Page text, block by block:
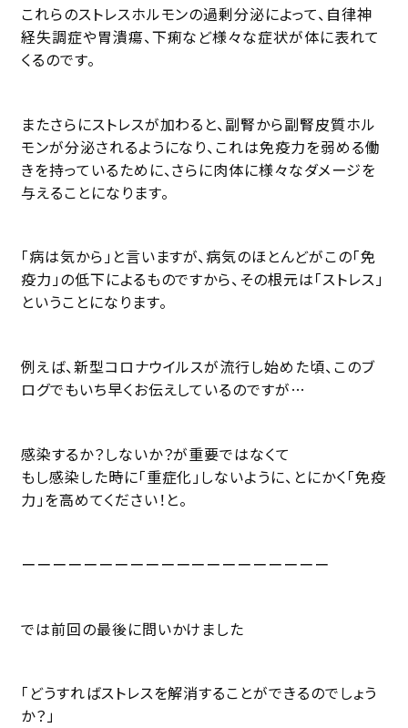
これらのストレスホルモンの過剰分泌によって、自律神
経失調症や胃潰瘍、下痢など様々な症状が体に表れて
くるのです。
またさらにストレスが加わると、副腎から副腎皮質ホル
モンが分泌されるようになり、これは免疫力を弱める働
きを持っているために、さらに肉体に様々なダメージを
与えることになります。
「病は気から」と言いますが、病気のほとんどがこの「免
疫力」の低下によるものですから、その根元は「ストレス」
ということになります。
例えば、新型コロナウイルスが流行し始めた頃、このブ
ログでもいち早くお伝えしているのですが…
感染するか？しないか？が重要ではなくて
もし感染した時に「重症化」しないように、とにかく「免疫
力」を高めてください！と。
ーーーーーーーーーーーーーーーーーーーー
では前回の最後に問いかけました
「どうすればストレスを解消することができるのでしょう
か？」